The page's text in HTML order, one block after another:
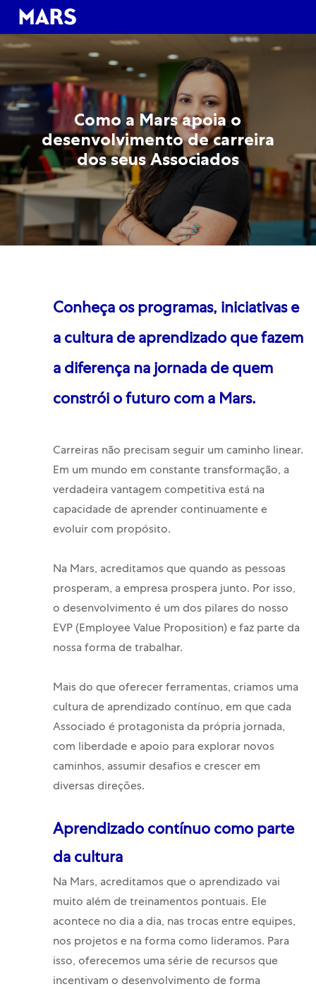
Como a Mars apoia o
desenvolvimento de carreira
dos seus Associados
Conheça os programas, iniciativas e
a cultura de aprendizado que fazem
a diferença na jornada de quem
constrói o futuro com a Mars.
Carreiras não precisam seguir um caminho linear.
Em um mundo em constante transformação, a
verdadeira vantagem competitiva está na
capacidade de aprender continuamente e
evoluir com propósito.
Na Mars, acreditamos que quando as pessoas
prosperam, a empresa prospera junto. Por isso,
o desenvolvimento é um dos pilares do nosso
EVP (EmployeeValue Proposition) e faz parte da
nossa forma de trabalhar.
Mais do que oferecer ferramentas, criamos uma
cultura de aprendizado contínuo, em que cada
Associado é protagonista da própria jornada,
com liberdade e apoio para explorar novos
caminhos, assumir desafios e crescer em
diversas direções.
Aprendizado contínuo como parte
da cultura
Na Mars, acreditamos que o aprendizado vai
muito além de treinamentos pontuais. Ele
acontece no dia a dia, nas trocas entre equipes,
nos projetos e na forma como lideramos. Para
isso, oferecemos uma série de recursos que
incentivam o desenvolvimento de forma